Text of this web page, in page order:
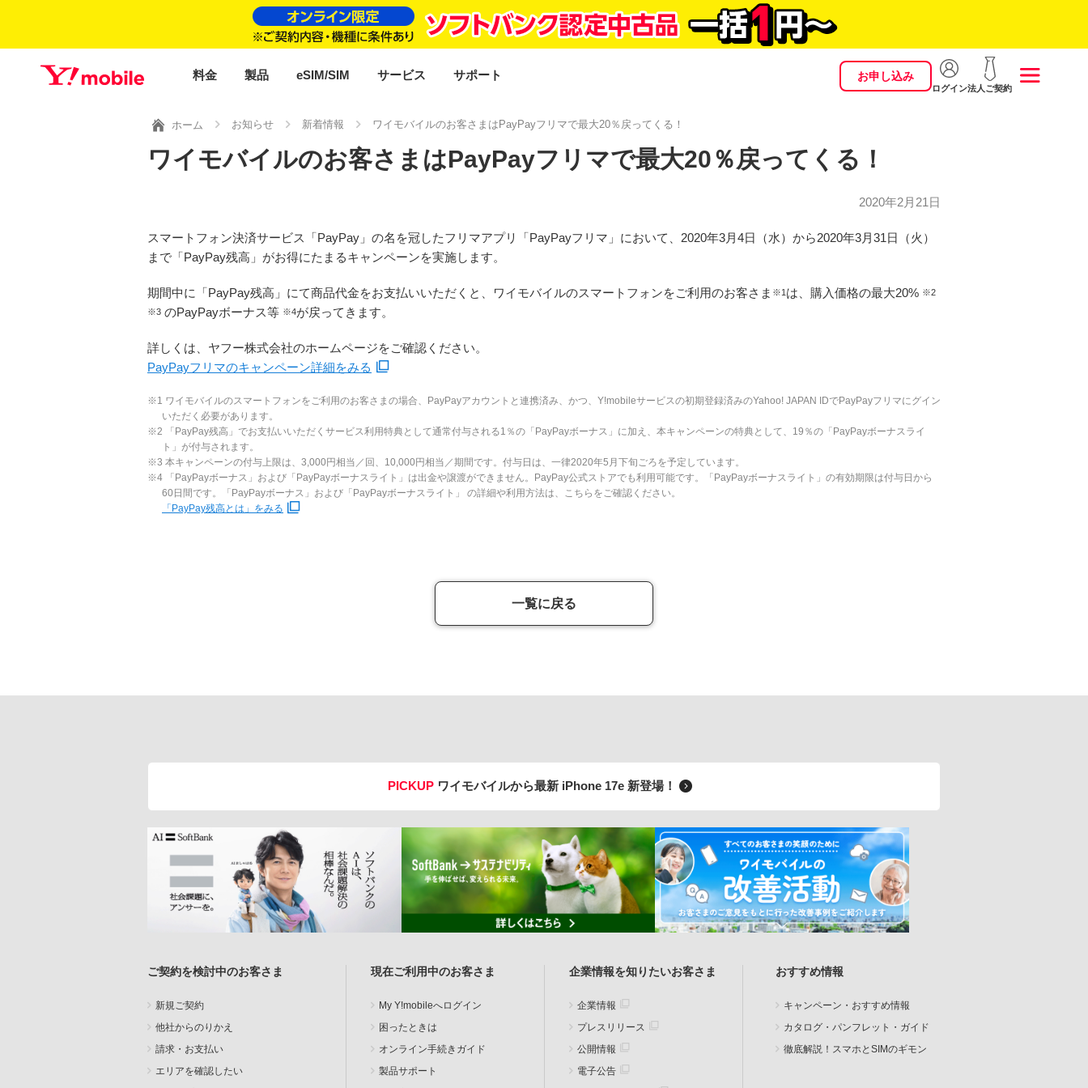
料金 製品 eSIM/SIM サービス サポート お申し込み
ログイン法人ご契約
ホーム お知らせ 新着情報 ワイモバイルのお客さまはPayPayフリマで最大20％戻ってくる！
ワイモバイルのお客さまはPayPayフリマで最大20％戻ってくる！
2020年2月21日
スマートフォン決済サービス「PayPay」の名を冠したフリマアプリ「PayPayフリマ」において、2020年3月4日（水）から2020年3月31日（火）
まで「PayPay残高」がお得にたまるキャンペーンを実施します。
期間中に「PayPay残高」にて商品代金をお支払いいただくと、ワイモバイルのスマートフォンをご利用のお客さま ※1 は、購入価格の最大20% ※2
※3 のPayPayボーナス等 ※4が戻ってきます。
詳しくは、ヤフー株式会社のホームページをご確認ください。
PayPayフリマのキャンペーン詳細をみる
※1 ワイモバイルのスマートフォンをご利用のお客さまの場合、PayPayアカウントと連携済み、かつ、Y!mobileサービスの初期登録済みのYahoo! JAPAN IDでPayPayフリマにグイン
いただく必要があります。
※2 「PayPay残高」でお支払いいただくサービス利用特典として通常付与される1％の「PayPayボーナス」に加え、本キャンペーンの特典として、19％の「PayPayボーナスライ
ト」が付与されます。
※3 本キャンペーンの付与上限は、3,000円相当／回、10,000円相当／期間です。付与日は、一律2020年5月下旬ごろを予定しています。
※4 「PayPayボーナス」および「PayPayボーナスライト」は出金や譲渡ができません。PayPay公式ストアでも利用可能です。「PayPayボーナスライト」の有効期限は付与日から
60日間です。「PayPayボーナス」および「PayPayボーナスライト」 の詳細や利用方法は、こちらをご確認ください。
「PayPay残高とは」をみる
一覧に戻る
PICKUP ワイモバイルから最新 iPhone 17e 新登場！
ご契約を検討中のお客さま
新規ご契約
他社からのりかえ
請求・お支払い
エリアを確認したい
現在ご利用中のお客さま
My Y!mobileへログイン
困ったときは
オンライン手続きガイド
製品サポート
企業情報を知りたいお客さま
企業情報
プレスリリース
公開情報
電子公告
おすすめ情報
キャンペーン・おすすめ情報
カタログ・パンフレット・ガイド
徹底解説！スマホとSIMのギモン